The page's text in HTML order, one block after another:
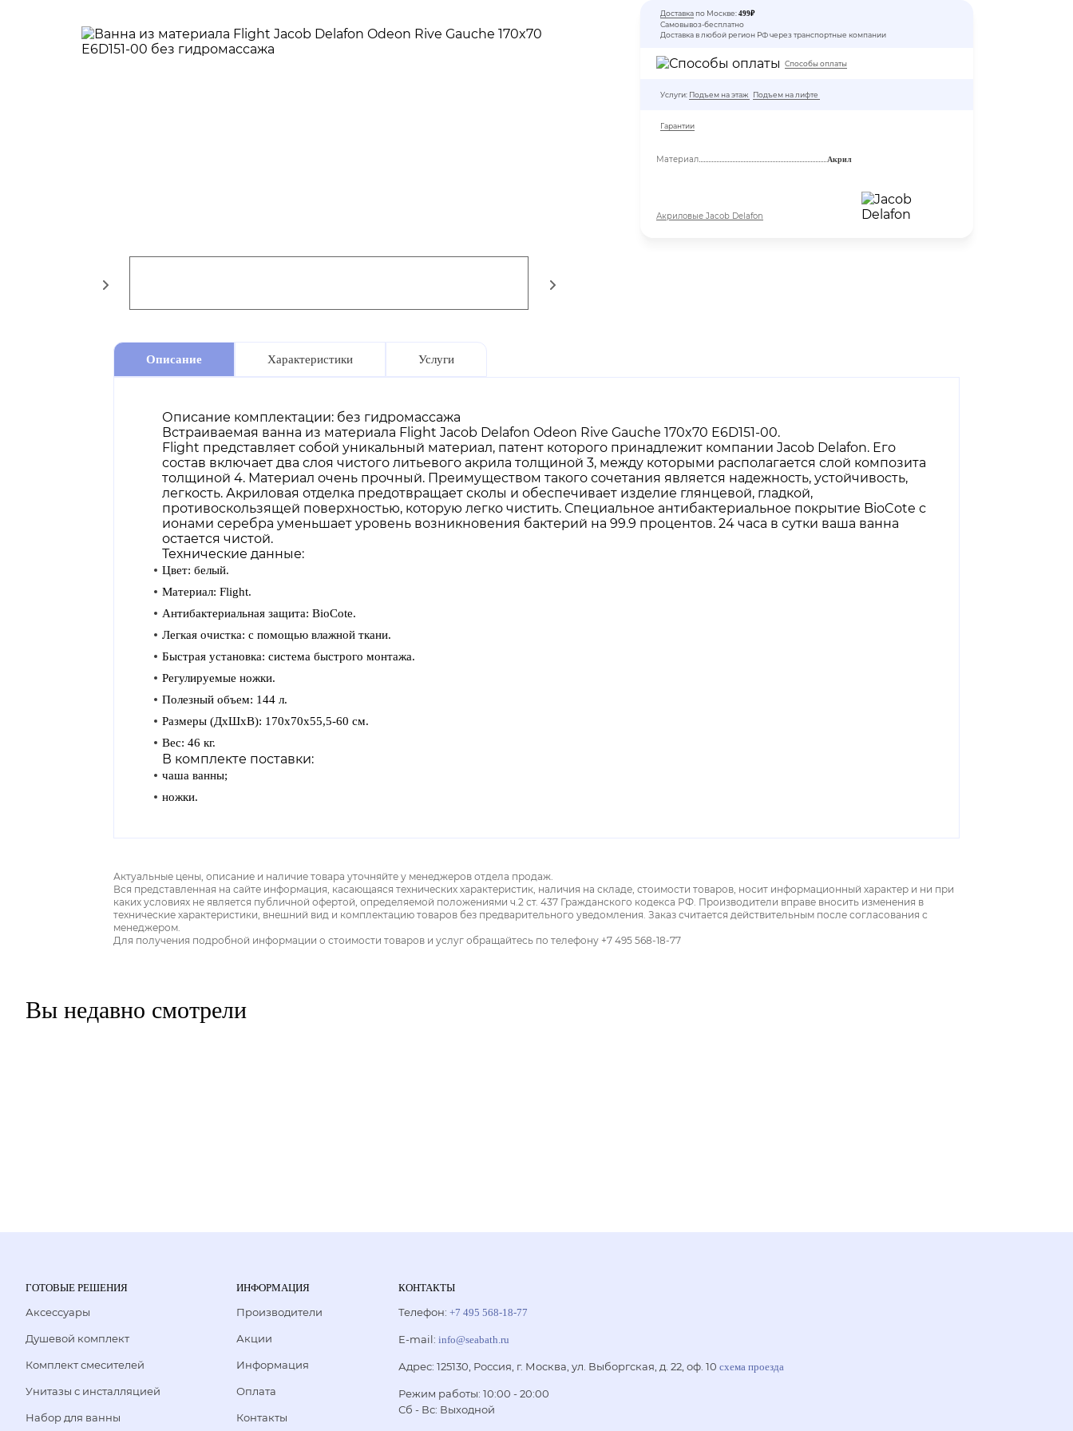
Доставка по Москве: 499₽
Самовывоз-бесплатно
Доставка в любой регион РФ через транспортные компании
Способы оплаты
Услуги: Подъем на этаж Подъем на лифте
Гарантии
Материал Акрил
Акриловые Jacob Delafon
Описание Характеристики Услуги
Описание комплектации: без гидромассажа
Встраиваемая ванна из материала Flight Jacob Delafon Odeon Rive Gauche 170x70 E6D151-00.
Flight представляет собой уникальный материал, патент которого принадлежит компании Jacob Delafon. Его
состав включает два слоя чистого литьевого акрила толщиной 3, между которыми располагается слой композита
толщиной 4. Материал очень прочный. Преимуществом такого сочетания является надежность, устойчивость,
легкость. Акриловая отделка предотвращает сколы и обеспечивает изделие глянцевой, гладкой,
противоскользящей поверхностью, которую легко чистить. Специальное антибактериальное покрытие BioCote с
ионами серебра уменьшает уровень возникновения бактерий на 99.9 процентов. 24 часа в сутки ваша ванна
остается чистой.
Технические данные:
Цвет: белый.
Материал: Flight.
Антибактериальная защита: BioCote.
Легкая очистка: с помощью влажной ткани.
Быстрая установка: система быстрого монтажа.
Регулируемые ножки.
Полезный объем: 144 л.
Размеры (ДхШхВ): 170х70х55,5-60 см.
Вес: 46 кг.
В комплекте поставки:
чаша ванны;
ножки.
Актуальные цены, описание и наличие товара уточняйте у менеджеров отдела продаж.
Вся представленная на сайте информация, касающаяся технических характеристик, наличия на складе, стоимости товаров, носит информационный характер и ни при
каких условиях не является публичной офертой, определяемой положениями ч.2 ст. 437 Гражданского кодекса РФ. Производители вправе вносить изменения в
технические характеристики, внешний вид и комплектацию товаров без предварительного уведомления. Заказ считается действительным после согласования с
менеджером.
Для получения подробной информации о стоимости товаров и услуг обращайтесь по телефону +7 495 568-18-77
Вы недавно смотрели
ГОТОВЫЕ РЕШЕНИЯ
Аксессуары
Душевой комплект
Комплект смесителей
Унитазы с инсталляцией
Набор для ванны
ИНФОРМАЦИЯ
Производители
Акции
Информация
Оплата
Контакты
КОНТАКТЫ
Телефон: +7 495 568-18-77
E-mail: info@seabath.ru
Адрес: 125130, Россия, г. Москва, ул. Выборгская, д. 22, оф. 10 схема проезда
Режим работы: 10:00 - 20:00
Сб - Вс: Выходной